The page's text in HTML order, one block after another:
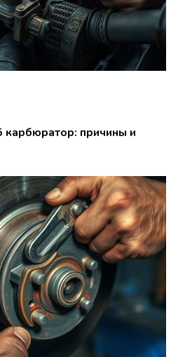
причины и